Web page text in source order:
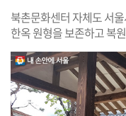
북촌문화센터 자체도 서
한옥 원형을 보존하고 복